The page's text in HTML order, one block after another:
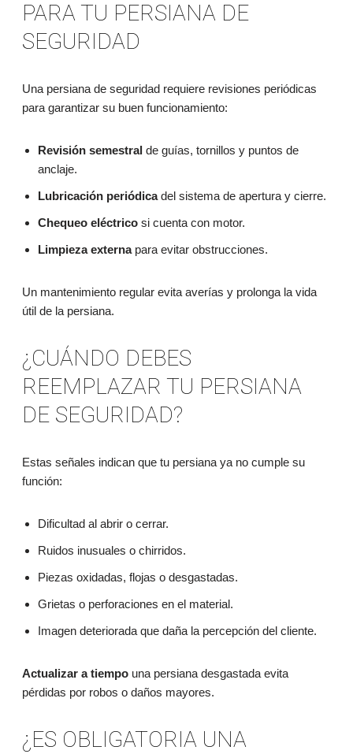
PARA TU PERSIANA DE
SEGURIDAD
Una persiana de seguridad requiere revisiones periódicas
para garantizar su buen funcionamiento:
Revisión semestralde guías, tornillos y puntos de
anclaje.
Lubricación periódicadel sistema de apertura y cierre.
Chequeo eléctricosi cuenta con motor.
Limpieza externapara evitar obstrucciones.
Un mantenimiento regular evita averías y prolonga la vida
útil de la persiana.
¿CUÁNDO DEBES
REEMPLAZAR TU PERSIANA
DE SEGURIDAD?
Estas señales indican que tu persiana ya no cumple su
función:
Dificultad al abrir o cerrar.
Ruidos inusuales o chirridos.
Piezas oxidadas, flojas o desgastadas.
Grietas o perforaciones en el material.
Imagen deteriorada que daña la percepción del cliente.
Actualizar a tiempouna persiana desgastada evita
pérdidas por robos o daños mayores.
¿ES OBLIGATORIA UNA